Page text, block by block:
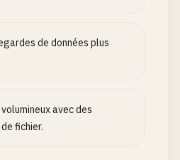
de données plus
avec des
fichier.